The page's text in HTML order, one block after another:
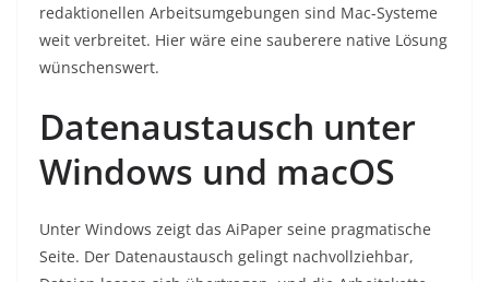
redaktionellen Arbeitsumgebungen sind Mac-Systeme
weit verbreitet. Hier wäre eine sauberere native Lösung
wünschenswert.
Datenaustausch unter
Windows und macOS
Unter Windows zeigt das AiPaper seine pragmatische
Seite. Der Datenaustausch gelingt nachvollziehbar,